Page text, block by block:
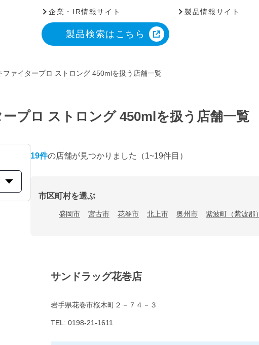
企業・IR情報サイト 製品情報サイト
製品検索はこちら
ファイタープロ ストロング 450mlを扱う店舗一覧
プロ ストロング 450mlを扱う店舗一覧
19件の店舗が見つかりました （1~19件目）
市区町村を選ぶ
盛岡市 宮古市 花巻市 北上市 奥州市 紫波町（紫波郡）
サンドラッグ花巻店
岩手県花巻市桜木町２－７４－３
TEL: 0198-21-1611